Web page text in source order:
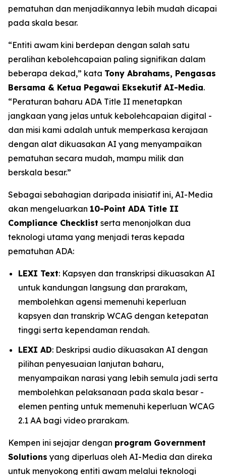
pematuhan dan menjadikannya lebih mudah dicapai
pada skala besar.
“Entiti awam kini berdepan dengan salah satu
peralihan kebolehcapaian paling signifikan dalam
beberapa dekad,” kata Tony Abrahams, Pengasas
Bersama & Ketua Pegawai Eksekutif AI-Media.
“Peraturan baharu ADA Title II menetapkan
jangkaan yang jelas untuk kebolehcapaian digital -
dan misi kami adalah untuk memperkasa kerajaan
dengan alat dikuasakan AI yang menyampaikan
pematuhan secara mudah, mampu milik dan
berskala besar.”
Sebagai sebahagian daripada inisiatif ini, AI-Media
akan mengeluarkan 10-Point ADA Title II
Compliance Checklist serta menonjolkan dua
teknologi utama yang menjadi teras kepada
pematuhan ADA:
LEXI Text: Kapsyen dan transkripsi dikuasakan AI
untuk kandungan langsung dan prarakam,
membolehkan agensi memenuhi keperluan
kapsyen dan transkrip WCAG dengan ketepatan
tinggi serta kependaman rendah.
LEXI AD: Deskripsi audio dikuasakan AI dengan
pilihan penyesuaian lanjutan baharu,
menyampaikan narasi yang lebih semula jadi serta
membolehkan pelaksanaan pada skala besar -
elemen penting untuk memenuhi keperluan WCAG
2.1 AA bagi video prarakam.
Kempen ini sejajar dengan program Government
Solutions yang diperluas oleh AI-Media dan direka
untuk menyokong entiti awam melalui teknologi